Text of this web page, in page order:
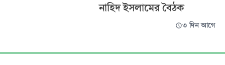
নাহিদ ইসলামের বৈঠক
৩ দিন আগে